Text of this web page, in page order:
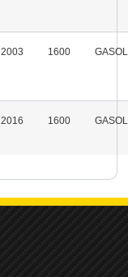
2003 1600
2016 1600